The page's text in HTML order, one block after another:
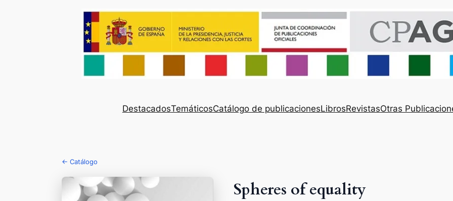
DestacadosTemáticosCatálogo de publicacionesLibrosRevistasOtras
← Catálogo
Spheres of equality